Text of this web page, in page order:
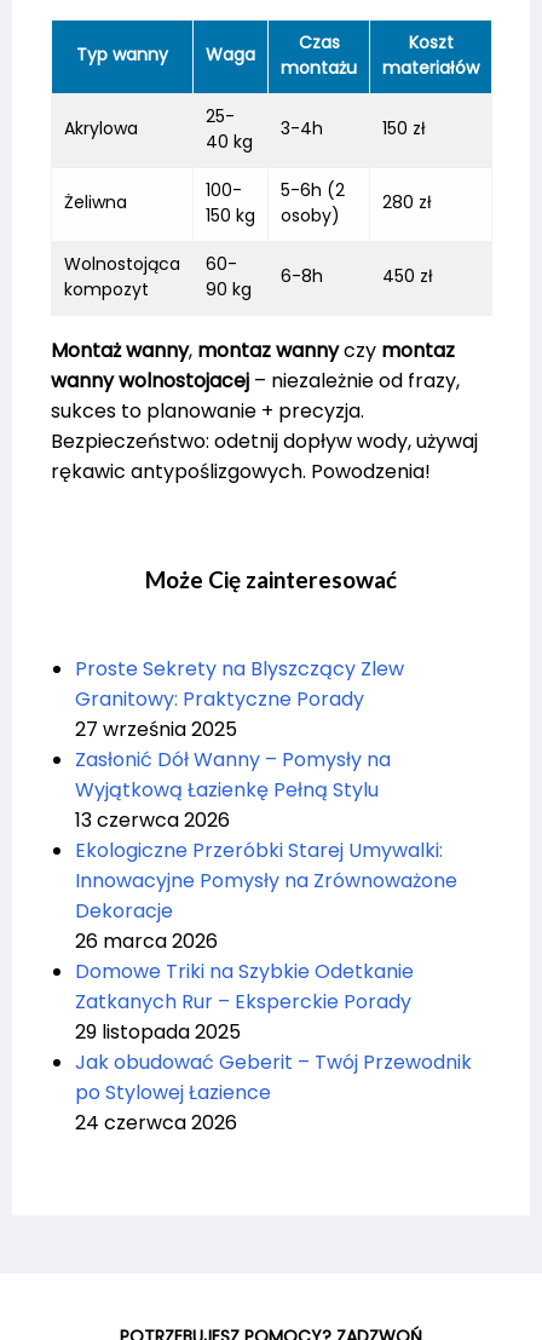
Typ wanny Waga
Czas
montażu
Koszt
materiałów
Akrylowa
25-
40 kg
3-4h 150 zł
Żeliwna
100-
150 kg
5-6h (2
osoby)
280 zł
Wolnostojąca
kompozyt
60-
90 kg
6-8h 450 zł
Montaż wanny, montaz wannyczy montaz
wanny wolnostojacej – niezależnie od frazy,
sukces to planowanie + precyzja.
Bezpieczeństwo: odetnij dopływ wody, używaj
rękawic antypoślizgowych. Powodzenia!
Może Cię zainteresować
Proste Sekrety na Blyszczący Zlew
Granitowy: Praktyczne Porady
27 września 2025
Zasłonić Dół Wanny – Pomysły na
Wyjątkową Łazienkę Pełną Stylu
13 czerwca 2026
Ekologiczne Przeróbki Starej Umywalki:
Innowacyjne Pomysły na Zrównoważone
Dekoracje
26 marca 2026
Domowe Triki na Szybkie Odetkanie
Zatkanych Rur – Eksperckie Porady
29 listopada 2025
Jak obudować Geberit – Twój Przewodnik
po Stylowej Łazience
24 czerwca 2026